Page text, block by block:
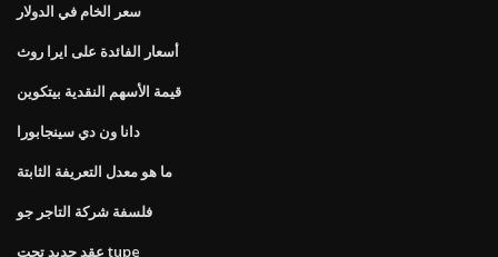
سعر الخام في الدولار
أسعار الفائدة على ايرا روث
قيمة الأسهم النقدية بيتكوين
دانا ون دي سينجابورا
ما هو معدل التعريفة الثابتة
فلسفة شركة التاجر جو
عقد جديد تحت tupe